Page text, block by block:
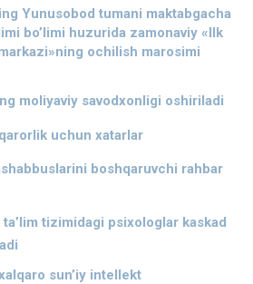
Yunusobod tumani maktabgacha
bo’limi huzurida zamonaviy «Ilk
ochilish marosimi
moliyaviy savodxonligi oshiriladi
uchun xatarlar
boshqaruvchi rahbar
ta’lim tizimidagi psixologlar kaskad
sun’iy intellekt